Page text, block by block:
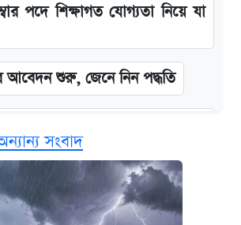
পদে শিক্ষাগত যোগ্যতা নিয়ে যা
আবেদন শুরু, জেনে নিন পদ্ধতি
ভর্তি আবেদন, জানাল কর্তৃপক্ষ
সংবাদ